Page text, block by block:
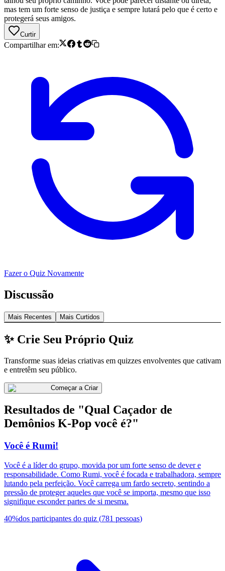
mas tem um forte senso de justiça e sempre lutará pelo que é certo e
protegerá seus amigos.
Curtir
Compartilhar em:
Fazer o Quiz Novamente
Discussão
Mais Recentes Mais Curtidos
✨ Crie Seu Próprio Quiz
Transforme suas ideias criativas em quizzes envolventes que cativam
e entretêm seu público.
Começar a Criar
Resultados de "Qual Caçador de
Demônios K-Pop você é?"
Você é Rumi!
Você é a líder do grupo, movida por um forte senso de dever e
responsabilidade. Como Rumi, você é focada e trabalhadora, sempre
lutando pela perfeição. Você carrega um fardo secreto, sentindo a
pressão de proteger aqueles que você se importa, mesmo que isso
signifique esconder partes de si mesma.
40%dos participantes do quiz (781 pessoas)